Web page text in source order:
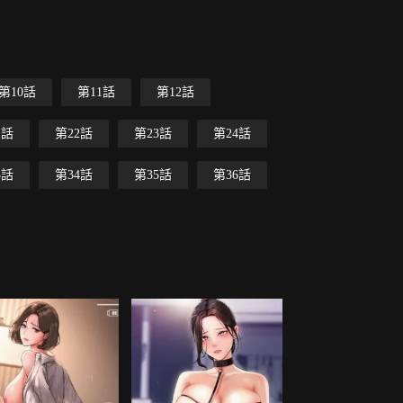
10話 第11話 第12話
第22話 第23話 第24話
第34話 第35話 第36話